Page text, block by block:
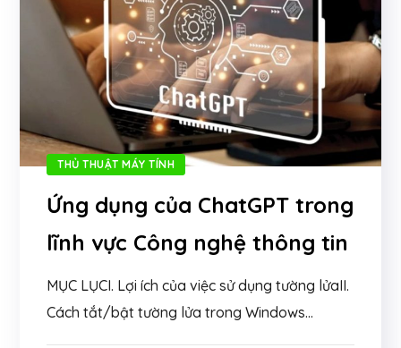
THỦ THUẬT MÁY TÍNH
Ứng dụng của ChatGPT trong
lĩnh vực Công nghệ thông tin
MỤC LỤCI. Lợi ích của việc sử dụng tường lửaII.
Cách tắt/bật tường lửa trong Windows...